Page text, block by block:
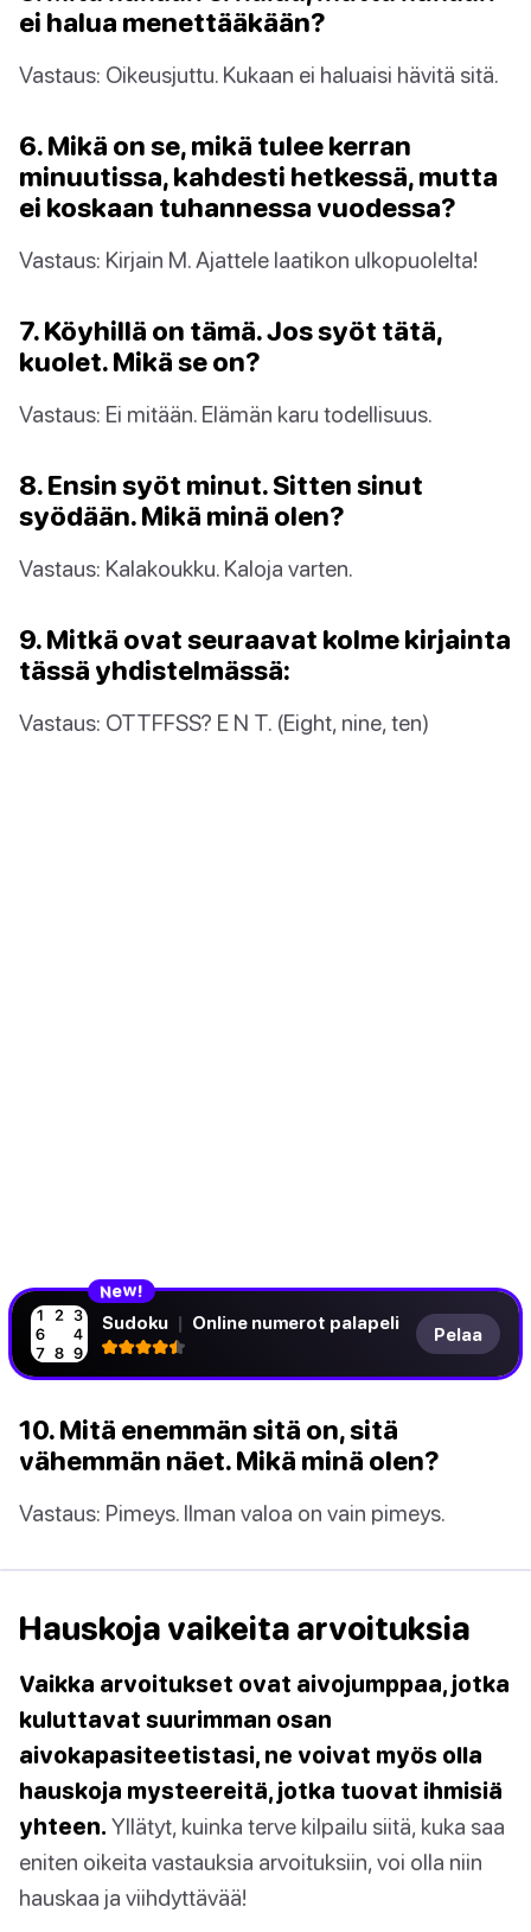
ei halua menettääkään?
Vastaus: Oikeusjuttu. Kukaan ei haluaisi hävitä sitä.
6. Mikä on se, mikä tulee kerran
minuutissa, kahdesti hetkessä, mutta
ei koskaan tuhannessa vuodessa?
Vastaus: Kirjain M. Ajattele laatikon ulkopuolelta!
7. Köyhillä on tämä. Jos syöt tätä,
kuolet. Mikä se on?
Vastaus: Ei mitään. Elämän karu todellisuus.
8. Ensin syöt minut. Sitten sinut
syödään. Mikä minä olen?
Vastaus: Kalakoukku. Kaloja varten.
9. Mitkä ovat seuraavat kolme kirjainta
tässä yhdistelmässä:
Vastaus: OTTFFSS? E N T. (Eight, nine, ten)
New!
Sudoku | Online numerot palapeli
Pelaa
10. Mitä enemmän sitä on, sitä
vähemmän näet. Mikä minä olen?
Vastaus: Pimeys. Ilman valoa on vain pimeys.
Hauskoja vaikeita arvoituksia
Vaikka arvoitukset ovat aivojumppaa, jotka
kuluttavat suurimman osan
aivokapasiteetistasi, ne voivat myös olla
hauskoja mysteereitä, jotka tuovat ihmisiä
yhteen. Yllätyt, kuinka terve kilpailu siitä, kuka saa
eniten oikeita vastauksia arvoituksiin, voi olla niin
hauskaa ja viihdyttävää!